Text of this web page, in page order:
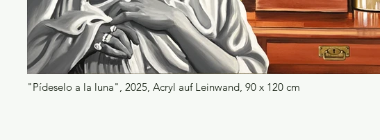
"Pídeselo a la luna", 2025, Acryl auf Leinwand, 90 x 120 cm